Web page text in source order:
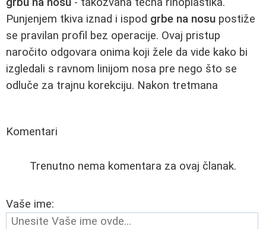
Punjenjem tkiva iznad i ispod grbe na nosu postiže
se pravilan profil bez operacije. Ovaj pristup
naročito odgovara onima koji žele da vide kako bi
izgledali s ravnom linijom nosa pre nego što se
odluče za trajnu korekciju. Nakon tretmana
Komentari
Trenutno nema komentara za ovaj članak.
Vaše ime: